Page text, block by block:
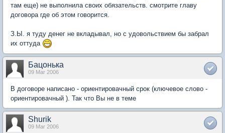
там еще) не выполнила своих обязательств. смотрите главу
договора где об этом говорится.
З.Ы. я туду денег не вкладывал, но с удовольствием бы забрал
их оттуда
Бацонька
09 Mar 2006
В договоре написано - ориентировачный срок (ключевое слово -
ориентировачный ). Так что Вы не в теме
Shurik
09 Mar 2006